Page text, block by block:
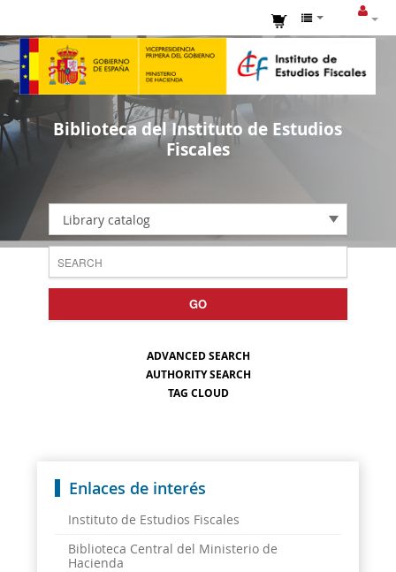
Biblioteca del Instituto de Estudios
Fiscales
Library catalog
GO
ADVANCED SEARCH
AUTHORITY SEARCH
TAG CLOUD
Enlaces de interés
Instituto de Estudios Fiscales
Biblioteca Central del Ministerio de
Hacienda